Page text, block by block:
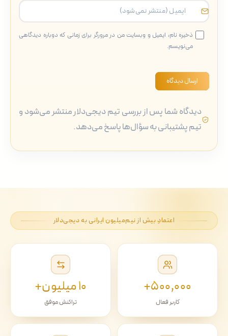
ذخیره نام، ایمیل و وبسایت من در مرورگر برای زمانی که دوباره دیدگاهی
می‌نویسم.
ارسال دیدگاه
دیدگاه شما پس از بررسی تیم دیجی‌دلار منتشر می‌شود و
تیم پشتیبانی به سؤال‌ها پاسخ می‌دهد.
اعتمادِ بیش از نیم‌میلیون ایرانی به دیجی‌دلار
۵۰۰٬۰۰۰+
کاربر فعال
۱۰ میلیون+
تراکنش موفق